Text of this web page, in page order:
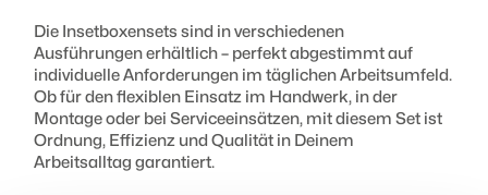
Die Insetboxensets sind in verschiedenen
Ausführungen erhältlich – perfekt abgestimmt auf
individuelle Anforderungen im täglichen Arbeitsumfeld.
Ob für den flexiblen Einsatz im Handwerk, in der
Montage oder bei Serviceeinsätzen, mit diesem Set ist
Ordnung, Effizienz und Qualität in Deinem
Arbeitsalltag garantiert.